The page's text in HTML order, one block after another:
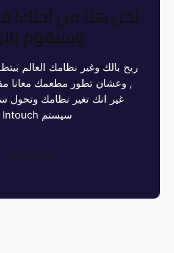
نحن هنا من أجلك!
وسنقوم
ريح بالك وغير نظامك العالم
, وعشان تطور مطعمك معانا
غير انك تغير نظامك وتحول
سيستم Intouch
تقديم طلب برمجي